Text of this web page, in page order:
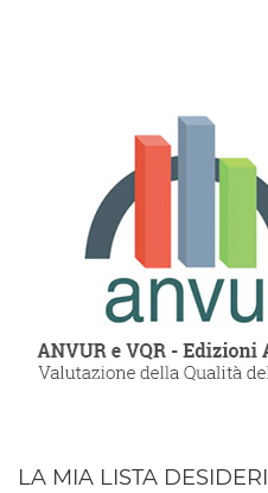
LA MIA LISTA DESIDERI